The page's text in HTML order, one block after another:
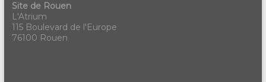
Site de Rouen
L'Atrium
115 Boulevard de l'Europe
76100 Rouen